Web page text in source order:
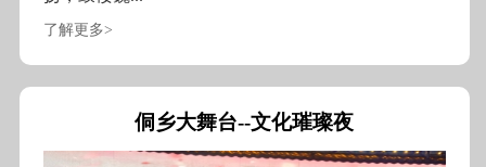
了解更多>
侗乡大舞台--文化璀璨夜